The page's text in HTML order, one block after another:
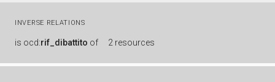
INVERSE RELATIONS
is ocd:rif_dibattito of 2 resources